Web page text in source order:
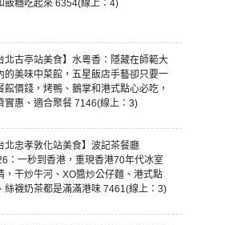
飯糰吃起來 6354(線上：4)
北古亭站美食】水粵香：隱藏在師範大
的美味中菜館，五星飯店手藝卻只要一
館價錢，烤鴨、鵝掌和港式點心必吃，
實惠、適合聚餐 7146(線上：3)
北忠孝敦化站美食】波記茶餐廳
：一秒到香港，重現香港70年代冰室
，干炒牛河、XO醬炒公仔麵、港式點
絲襪奶茶都是滿滿港味 7461(線上：3)